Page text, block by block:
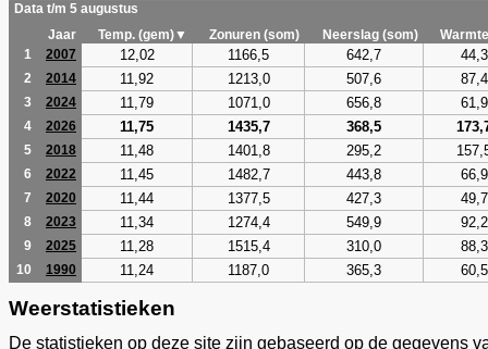
Data t/m 5 augustus
Jaar
Temp. (gem)▼ Zonuren (som) Neerslag (som)
1
2007 12,02 1166,5 642,7 44,3
2 2014 11,92 1213,0 507,6 87,4
3 2024 11,79 1071,0 656,8 61,9
4 2026 11,75 1435,7 368,5
5 2018 11,48 1401,8 295,2
6 2022 11,45 1482,7 443,8 66,9
7 2020 11,44 1377,5 427,3 49,7
8 2023 11,34 1274,4 549,9 92,2
9 2025 11,28 1515,4 310,0 88,3
10 1990 11,24 1187,0 365,3 60,5
Weerstatistieken
De statistieken op deze site zijn gebaseerd op de gegevens